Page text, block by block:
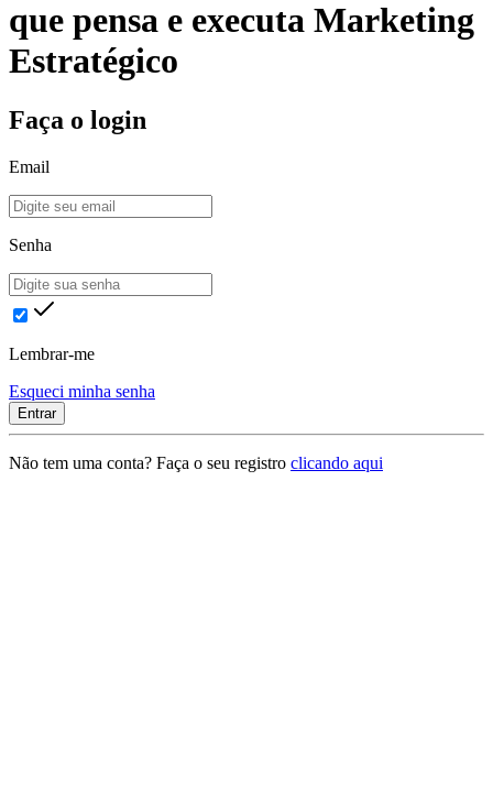
que pensa e executa Marketing
Estratégico
Faça o login
Email
Senha
Lembrar-me
Esqueci minha senha
Entrar
Não tem uma conta? Faça o seu registro clicando aqui